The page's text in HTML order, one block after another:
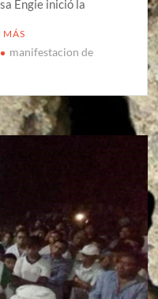
Engie inició la
MÁS
manifestacion de